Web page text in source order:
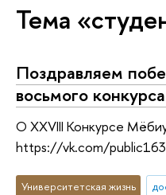
Тема
Поздравляем
восьмого
О XXVIII Конкурсе
https://vk.com/
Университетская жизнь